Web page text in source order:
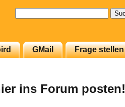
GMail Frage stellen
ins Forum posten!